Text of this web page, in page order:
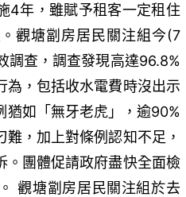
4年，雖賦予租客一定租住
觀塘劏房居民關注組今(7
調查，調查發現高達96.8%
為，包括收水電費時沒出示
猶如「無牙老虎」，逾90%
，加上對條例認知不足，
。團體促請政府盡快全面檢
觀塘劏房居民關注組於去